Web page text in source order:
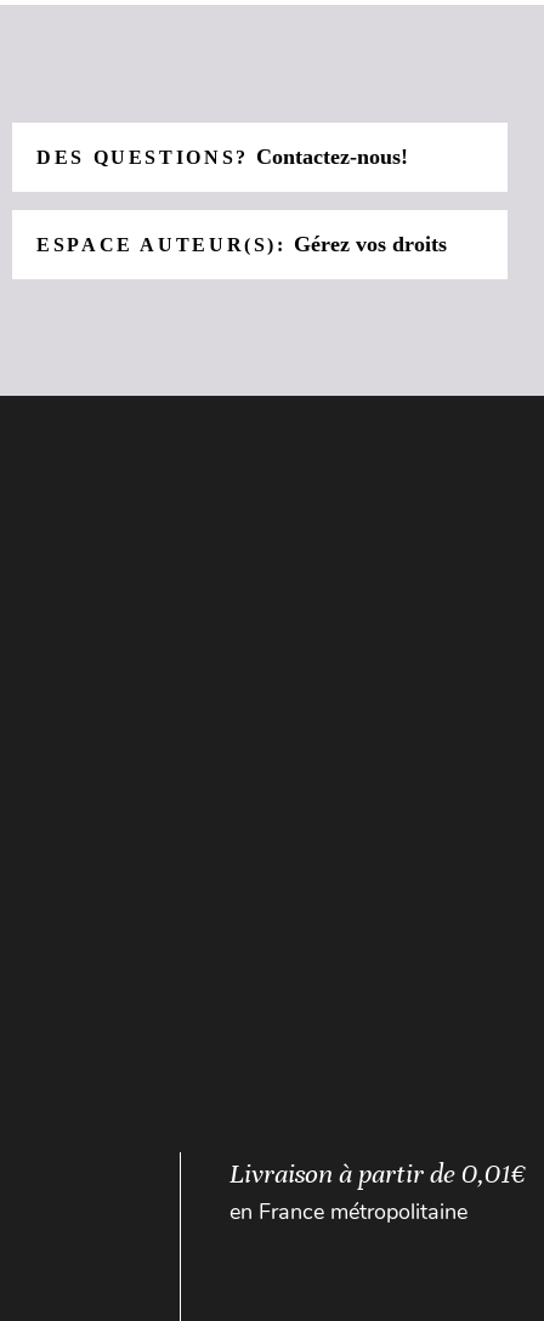
DES QUESTIONS?Contactez-nous!
ESPACE AUTEUR(S): Gérez vos droits
Livraison à partir de 0,01€
en France métropolitaine